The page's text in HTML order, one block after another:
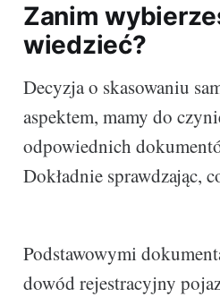
Zanim
wiedzieć?
Decyzja o skasowaniu
aspektem, mamy do
odpowiednich
Dokładnie sprawdzając,
Podstawowymi
dowód rejestracyjny